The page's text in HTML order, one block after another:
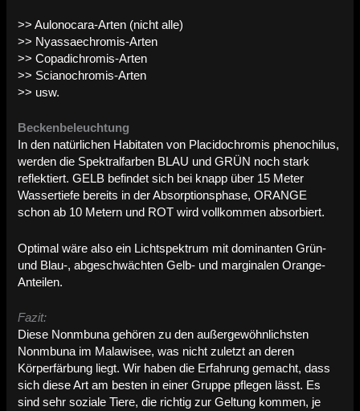
>> Aulonocara-Arten (nicht alle)
>> Nyassaechromis-Arten
>> Copadichromis-Arten
>> Scianochromis-Arten
>> usw.
Beckenbeleuchtung
In den natürlichen Habitaten von Placidochromis phenochilus,
werden die Spektralfarben BLAU und GRÜN noch stark
reflektiert. GELB befindet sich bei knapp über 15 Meter
Wassertiefe bereits in der Absorptionsphase, ORANGE
schon ab 10 Metern und ROT wird vollkommen absorbiert.
Optimal wäre also ein Lichtspektrum mit dominanten Grün-
und Blau-, abgeschwächten Gelb- und marginalen Orange-
Anteilen.
Fazit:
Diese Nonmbuna gehören zu den außergewöhnlichsten
Nonmbuna im Malawisee, was nicht zuletzt an deren
Körperfärbung liegt. Wir haben die Erfahrung gemacht, dass
sich diese Art am besten in einer Gruppe pflegen lässt. Es
sind sehr soziale Tiere, die richtig zur Geltung kommen, je